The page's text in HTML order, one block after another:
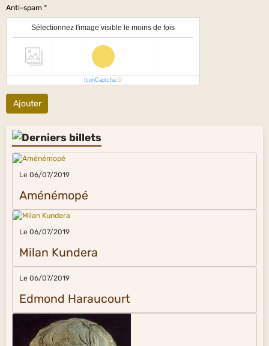
Anti-spam
Sélectionnez l'image visible le moins de fois
IconCaptcha ©
Ajouter
Le 06/07/2019
Aménémopé
Le 06/07/2019
Milan Kundera
Le 06/07/2019
Edmond Haraucourt